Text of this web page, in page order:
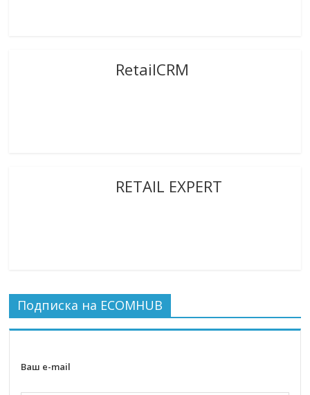
RetailCRM
RETAIL EXPERT
Подписка на ECOMHUB
Ваш e-mail